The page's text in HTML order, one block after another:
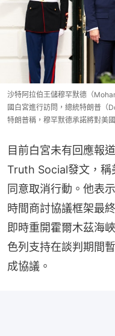
沙特阿拉伯王儲穆罕默德（
國白宮進行訪問，總統特朗普（
特朗普稱，穆罕默德承諾將對美
目前白宮未有回應報
Truth Social發文，稱
同意取消行動。他表
時間商討協議框架最
即時重開霍爾木茲海
色列支持在談判期間
成協議。